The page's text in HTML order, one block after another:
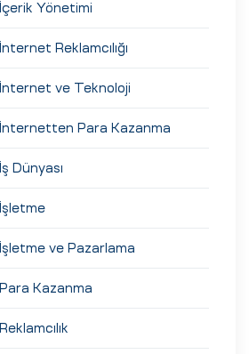
İçerik Yönetimi
İnternet Reklamcılığı
İnternet ve Teknoloji
İnternetten Para Kazanma
İş Dünyası
İşletme
İşletme ve Pazarlama
Para Kazanma
Reklamcılık